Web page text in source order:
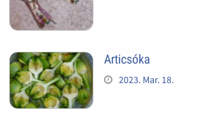
Articsóka
2023. Mar. 18.